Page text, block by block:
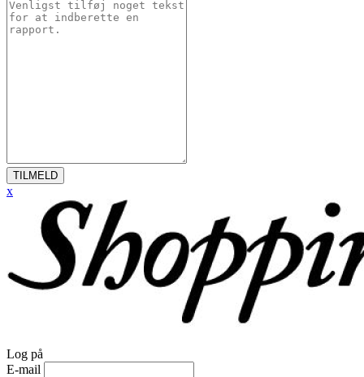
TILMELD
x
Log på
E-mail